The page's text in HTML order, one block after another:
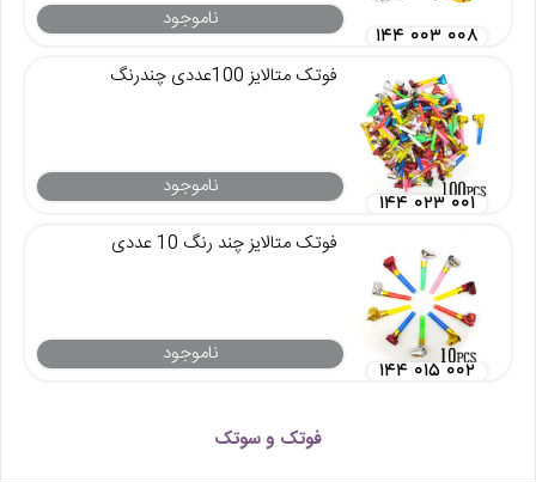
ناموجود
۱۴۴ ۰۰۳ ۰۰۸
فوتک متالایز 100عددی چندرنگ
ناموجود
۱۴۴ ۰۲۳ ۰۰۱
فوتک متالایز چند رنگ 10 عددی
ناموجود
۱۴۴ ۰۱۵ ۰۰۲
فوتک و سوتک